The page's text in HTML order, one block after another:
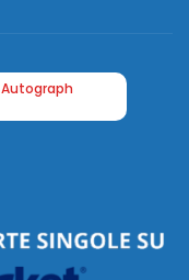
Autograph